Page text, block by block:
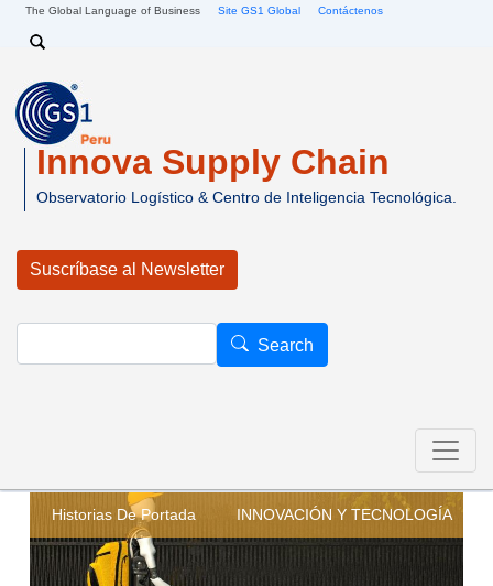
Pasar al contenido principal
The Global Language of Business Site GS1 Global Contáctenos
Search
Innova Supply Chain
Observatorio Logístico & Centro de Inteligencia Tecnológica.
Suscríbase al Newsletter
Search
Historias De Portada DISTRIBUCIÓN Y TRANSPORTE